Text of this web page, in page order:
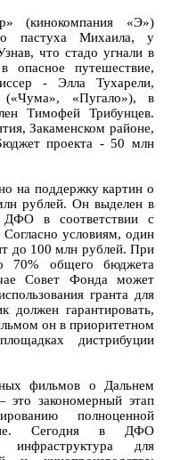
(кинокомпания «Э»)
пастуха Михаила, у
что стадо угнали в
опасное путешествие,
- Элла Тухарели,
«Пугало»), в
Тимофей Трибунцев.
Закаменском районе,
проекта - 50 млн
на поддержку картин о
рублей. Он выделен в
ДФО в соответствии с
условиям, один
до 100 млн рублей. При
70% общего бюджета
Совет Фонда может
гранта для
должен гарантировать,
он в приоритетном
дистрибуции
фильмов о Дальнем
закономерный этап
полноценной
Сегодня в ДФО
инфраструктура для